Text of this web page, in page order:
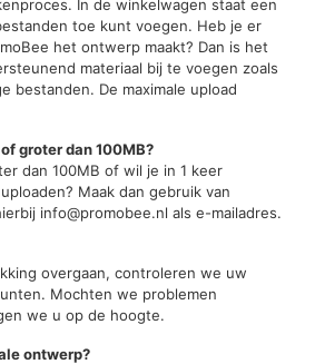
In de winkelwagen staat een
toe kunt voegen. Heb je er
het ontwerp maakt? Dan is het
materiaal bij te voegen zoals
bestanden. De maximale upload
groter dan 100MB?
dan 100MB of wil je in 1 keer
Maak dan gebruik van
info@promobee.nl als e-mailadres.
overgaan, controleren we uw
Mochten we problemen
we u op de hoogte.
ontwerp?